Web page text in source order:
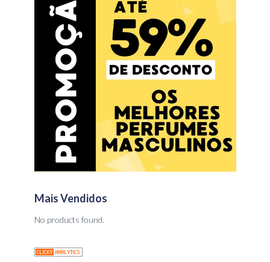
Mais Vendidos
No products found.